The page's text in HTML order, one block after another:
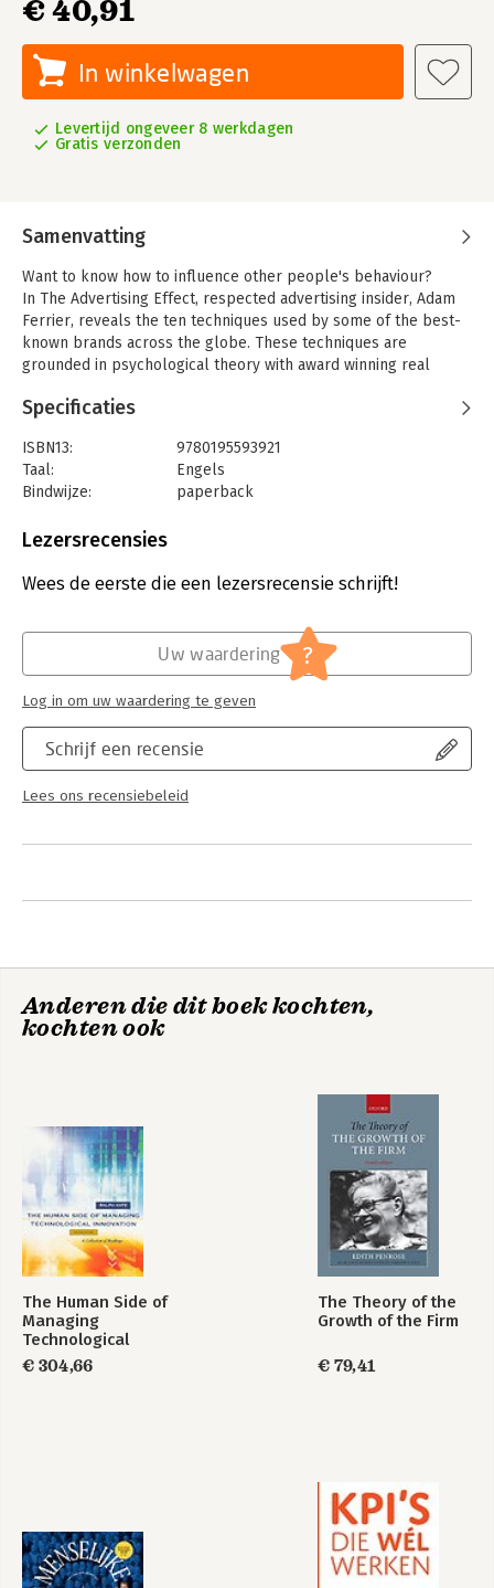
€ 40,91
In winkelwagen
Levertijd ongeveer 8 werkdagen
Gratis verzonden
Samenvatting
Want to know how to influence other people's behaviour?
In The Advertising Effect, respected advertising insider, Adam
Ferrier, reveals the ten techniques used by some of the best-
known brands across the globe. These techniques are
grounded in psychological theory with award winning real
change behaviour is through action rather than the
persuasion).
This is the ultimate insider's guide, to the ultimate behaviour
change industry - advertising.
Specificaties
ISBN13:
9780195593921
Taal:
Engels
Bindwijze:
paperback
Uitgever:
Lezersrecensies
Wees de eerste die een lezersrecensie schrijft!
Schrijf een recensie
Lees ons recensiebeleid
Uw waardering ?
Log in om uw waardering te geven
Anderen die dit boek kochten,
kochten ook
The Human Side of
Managing
Technological
Innovation
€ 304,66
The Theory of the
Growth of the Firm
€ 79,41